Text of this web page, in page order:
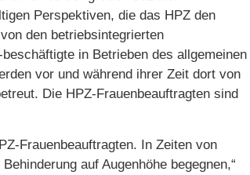
Perspektiven, die das HPZ den
den betriebsintegrierten
in Betrieben des allgemeinen
vor und während ihrer Zeit dort von
Die HPZ-Frauenbeauftragten sind
Frauenbeauftragten. In Zeiten von
auf Augenhöhe begegnen,“